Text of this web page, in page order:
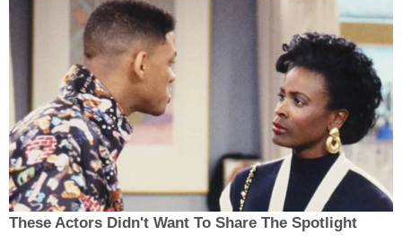
These Actors Didn't Want To Share The Spotlight